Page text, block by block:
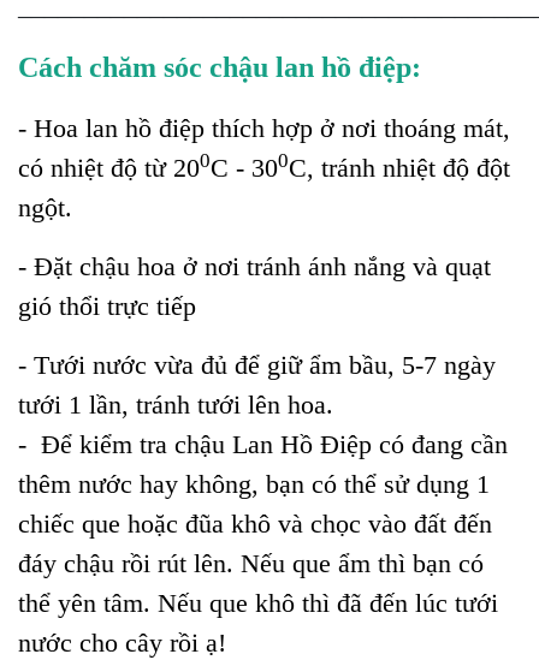
Cách chăm sóc chậu lan hồ điệp:
- Hoa lan hồ điệp thích hợp ở nơi thoáng mát,
có nhiệt độ từ 200C - 300C, tránh nhiệt độ đột
ngột.
- Đặt chậu hoa ở nơi tránh ánh nắng và quạt
gió thổi trực tiếp
- Tưới nước vừa đủ để giữ ẩm bầu, 5-7 ngày
tưới 1 lần, tránh tưới lên hoa.
- Để kiểm tra chậu Lan Hồ Điệp có đang cần
thêm nước hay không, bạn có thể sử dụng 1
chiếc que hoặc đũa khô và chọc vào đất đến
đáy chậu rồi rút lên. Nếu que ẩm thì bạn có
thể yên tâm. Nếu que khô thì đã đến lúc tưới
nước cho cây rồi ạ!